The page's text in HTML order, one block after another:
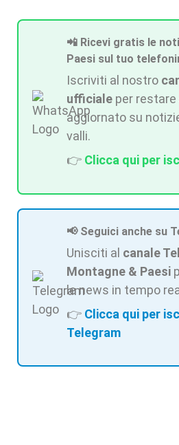
📲 Ricevi gratis le
Paesi sul tuo
Iscriviti al nostro
ufficiale per
aggiornato su
valli.
👉 Clicca qui per
📢 Seguici anche su
Unisciti al canale
Montagne & Paesi
le news in tempo
👉 Clicca qui per
Telegram